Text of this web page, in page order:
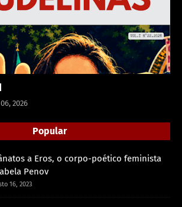
2026
Popular
a Eros, o corpo-poético feminista
Penov
16, 2023